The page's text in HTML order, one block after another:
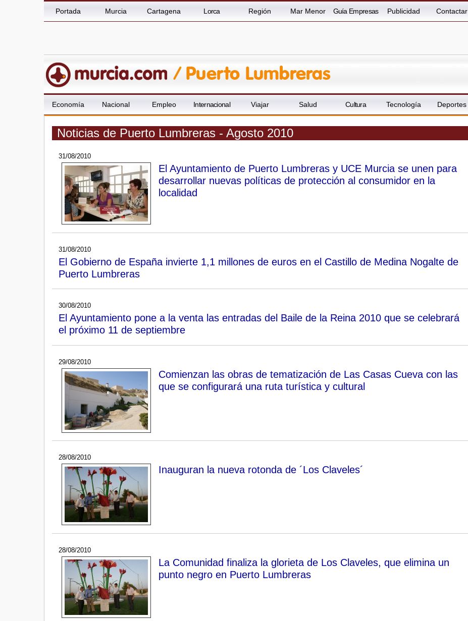
Portada Murcia Cartagena Lorca Región Mar Menor Guía Empresas Publicidad Contactar
Economía Nacional Empleo Internacional Viajar Salud Cultura Tecnología Deportes
Noticias de Puerto Lumbreras - Agosto 2010
31/08/2010
El Ayuntamiento de Puerto Lumbreras y UCE Murcia se unen para
desarrollar nuevas políticas de protección al consumidor en la
localidad
31/08/2010
El Gobierno de España invierte 1,1 millones de euros en el Castillo de Medina Nogalte de
Puerto Lumbreras
30/08/2010
El Ayuntamiento pone a la venta las entradas del Baile de la Reina 2010 que se celebrará
el próximo 11 de septiembre
29/08/2010
Comienzan las obras de tematización de Las Casas Cueva con las
que se configurará una ruta turística y cultural
28/08/2010
Inauguran la nueva rotonda de ´Los Claveles´
28/08/2010
La Comunidad finaliza la glorieta de Los Claveles, que elimina un
punto negro en Puerto Lumbreras